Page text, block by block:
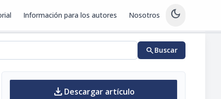
Información para los autores Nosotros dark_mode
searchBuscar
download Descargar artículo